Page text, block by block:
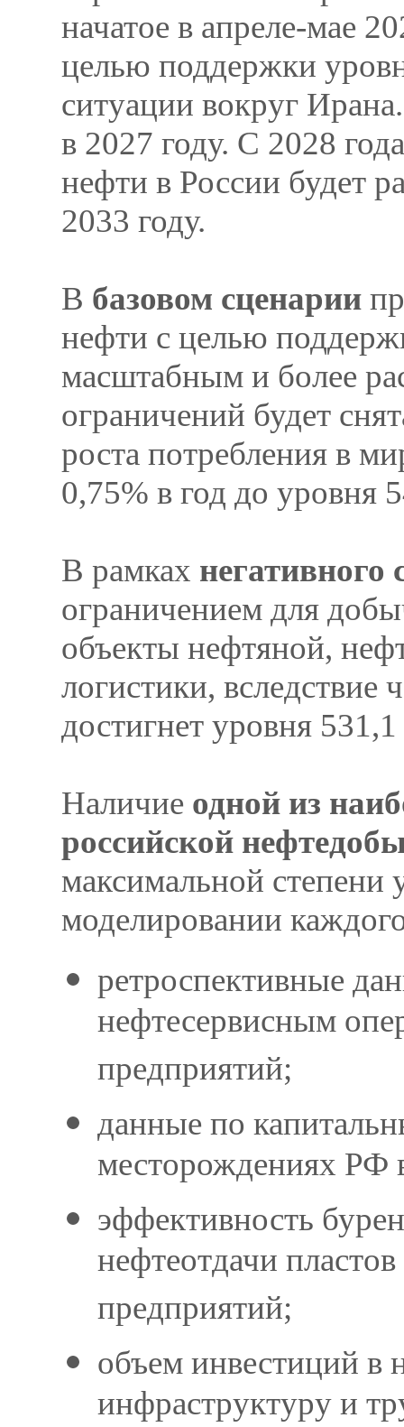
начатое в апреле-мае
целью поддержки
ситуации вокруг
в 2027 году. С 2028
нефти в России будет
2033 году.
В базовом сценарии
нефти с целью
масштабным и более
ограничений будет
роста потребления в
0,75% в год до уровня
В рамках негативного
ограничением для
объекты нефтяной,
логистики, вследствие
достигнет уровня
Наличие одной из
российской
максимальной
моделировании
ретроспективные
нефтесервисным
предприятий;
данные по
месторождениях РФ
эффективность
нефтеотдачи
предприятий;
объем инвестиций в
инфраструктуру и